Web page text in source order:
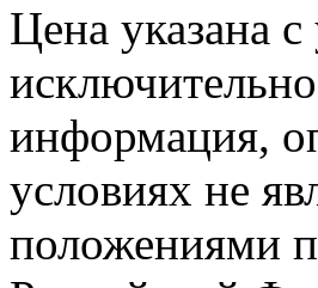
Цена указана
информация,
условиях не
положениями